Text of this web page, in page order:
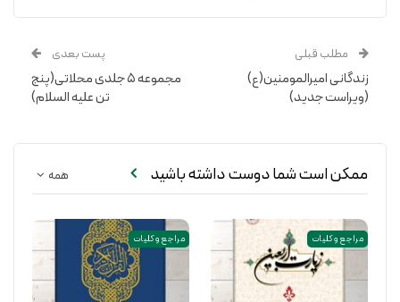
مطلب قبلی
زندگانی امیرالمومنین(ع)
(ویراست جدید)
پست بعدی
مجموعه ۵ جلدی محلاتی(پنج
تن علیه السلام)
همه ممکن است شما دوست داشته باشید
مراجع و کلیات مراجع و کلیات